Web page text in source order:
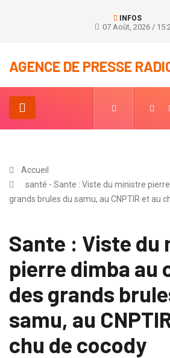
INFOS
07 Août, 2026 /
AGENCE DE PRESSE
Accueil
santé - Sante : Viste du ministre
grands brules du samu, au CNPTIR et au
Sante : Viste du
pierre dimba au
des grands
samu, au
chu de cocody